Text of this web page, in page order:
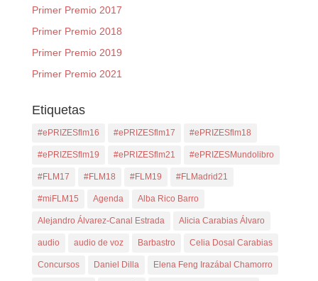
Primer Premio 2017
Primer Premio 2018
Primer Premio 2019
Primer Premio 2021
Etiquetas
#ePRIZESflm16 #ePRIZESflm17 #ePRIZESflm18
#ePRIZESflm19 #ePRIZESflm21 #ePRIZESMundolibro
#FLM17 #FLM18 #FLM19 #FLMadrid21
#miFLM15 Agenda Alba Rico Barro
Alejandro Álvarez-Canal Estrada Alicia Carabias Álvaro
audio audio de voz Barbastro Celia Dosal Carabias
Concursos Daniel Dilla Elena Feng Irazábal Chamorro